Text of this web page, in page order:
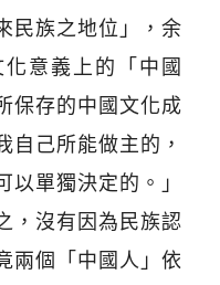
民族之地位」，余
意義上的「中國
保存的中國文化成
自己所能做主的，
單獨決定的。」
，沒有因為民族認
兩個「中國人」依